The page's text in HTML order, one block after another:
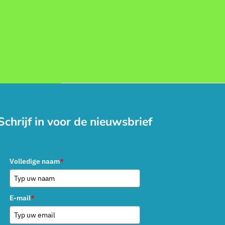
in voor de nieuwsbrief
Volledige naam*
E-mail*